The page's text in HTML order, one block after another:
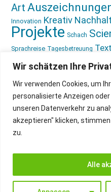
Wir schätzen Ihre
Wir verwenden Cookies, um
personalisierte Anzeigen
unseren Datenverkehr zu
akzeptieren" klicken,
zu.
Alle
Art
Innovation Kreativ
Projekte Schach
Sprachreise Tagesbetreuung
gestalten
Ökologie